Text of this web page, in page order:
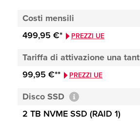
Costi mensili
499,95 €*
PREZZI UE
Tariffa di attivazione una
99,95 €**
PREZZI UE
Disco SSD
2 TB NVME SSD (RAID 1)